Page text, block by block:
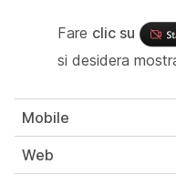
Fare clic su
si desidera
Mobile
Web